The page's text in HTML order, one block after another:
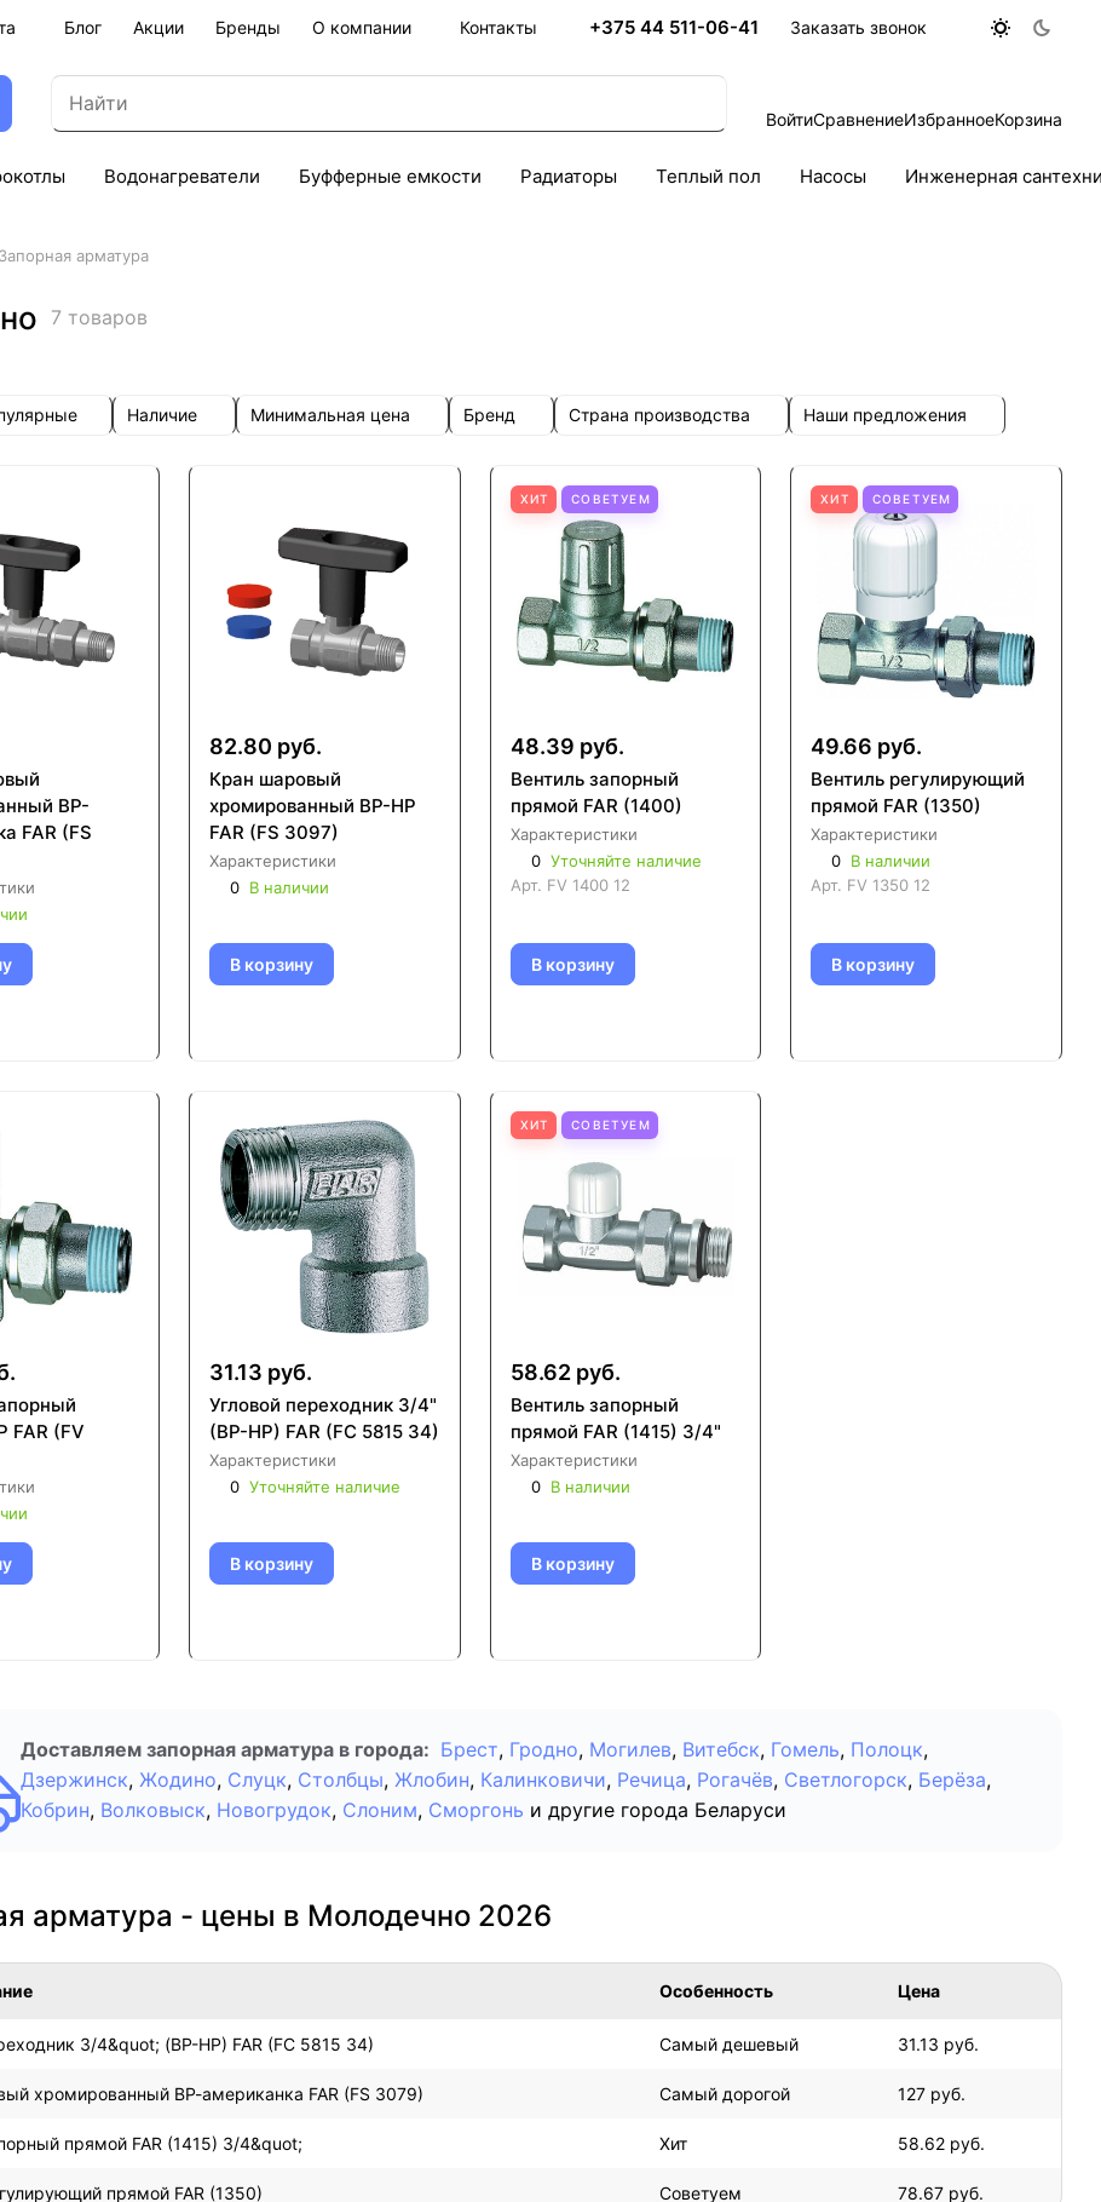
Блог Акции Бренды О компании Контакты +375 44 511-06-41 Заказать звонок
ВойтиСравнениеИзбранноеКорзина
Водонагреватели Буфферные емкости Радиаторы Теплый пол Насосы Инженерная
Запорная арматура
7 товаров
Наличие Минимальная цена Бренд Страна производства Наши предложения
ВР-
82.80 руб.
Кран шаровый
хромированный ВР-НР
FAR (FS 3097)
Характеристики
0 В наличии
В корзину
ХИТ СОВЕТУЕМ
48.39 руб.
Вентиль запорный
прямой FAR (1400)
Характеристики
0 Уточняйте наличие
Арт. FV 1400 12
В корзину
ХИТ СОВЕТУЕМ
49.66 руб.
Вентиль регулирующий
прямой FAR (1350)
Характеристики
0 В наличии
Арт. FV 1350 12
В корзину
FAR (FV
31.13 руб.
Угловой переходник 3/4"
(ВР-НР) FAR (FC 5815 34)
Характеристики
0 Уточняйте наличие
В корзину
ХИТ СОВЕТУЕМ
58.62 руб.
Вентиль запорный
прямой FAR (1415) 3/4"
Характеристики
0 В наличии
В корзину
Доставляем запорная арматура в города: Брест, Гродно, Могилев, Витебск, Гомель, Полоцк,
Дзержинск, Жодино, Слуцк, Столбцы, Жлобин, Калинковичи, Речица, Рогачёв, Светлогорск, Берёза,
Кобрин, Волковыск, Новогрудок, Слоним, Сморгонь и другие города Беларуси
арматура - цены в Молодечно 2026
Особенность Цена
3/4&quot; (ВР-НР) FAR (FC 5815 34) Самый дешевый 31.13 руб.
хромированный ВР-американка FAR (FS 3079) Самый дорогой 127 руб.
прямой FAR (1415) 3/4&quot; Хит 58.62 руб.
прямой FAR (1350) Советуем 78.67 руб.